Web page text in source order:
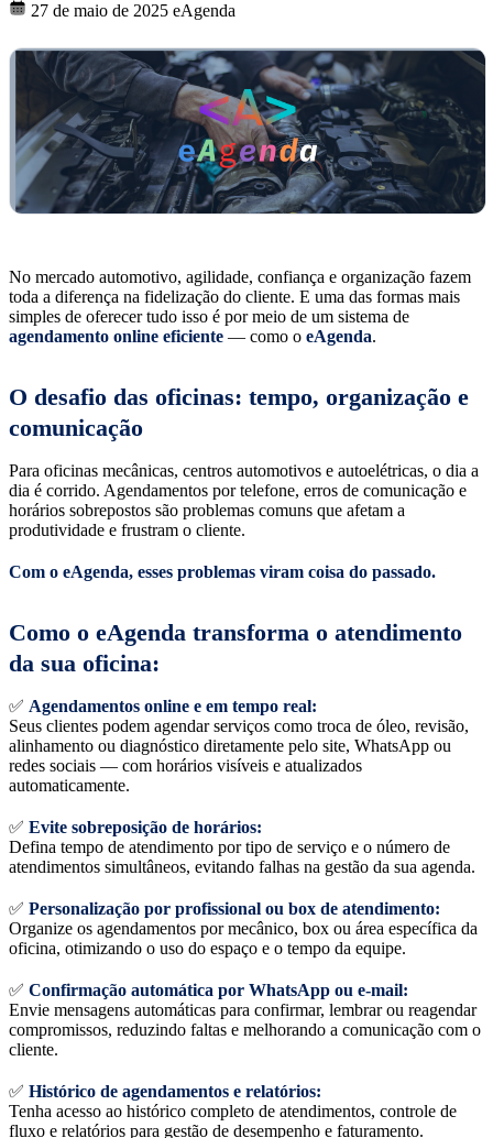
27 de maio de 2025 eAgenda
No mercado automotivo, agilidade, confiança e organização fazem
toda a diferença na fidelização do cliente. E uma das formas mais
simples de oferecer tudo isso é por meio de um sistema de
agendamento online eficiente — como o eAgenda.
O desafio das oficinas: tempo, organização e
comunicação
Para oficinas mecânicas, centros automotivos e autoelétricas, o dia a
dia é corrido. Agendamentos por telefone, erros de comunicação e
horários sobrepostos são problemas comuns que afetam a
produtividade e frustram o cliente.
Com o eAgenda, esses problemas viram coisa do passado.
Como o eAgenda transforma o atendimento
da sua oficina:
✅ Agendamentos online e em tempo real:
Seus clientes podem agendar serviços como troca de óleo, revisão,
alinhamento ou diagnóstico diretamente pelo site, WhatsApp ou
redes sociais — com horários visíveis e atualizados
automaticamente.
✅ Evite sobreposição de horários:
Defina tempo de atendimento por tipo de serviço e o número de
atendimentos simultâneos, evitando falhas na gestão da sua agenda.
✅ Personalização por profissional ou box de atendimento:
Organize os agendamentos por mecânico, box ou área específica da
oficina, otimizando o uso do espaço e o tempo da equipe.
✅ Confirmação automática por WhatsApp ou e-mail:
Envie mensagens automáticas para confirmar, lembrar ou reagendar
compromissos, reduzindo faltas e melhorando a comunicação com o
cliente.
✅ Histórico de agendamentos e relatórios:
Tenha acesso ao histórico completo de atendimentos, controle de
fluxo e relatórios para gestão de desempenho e faturamento.